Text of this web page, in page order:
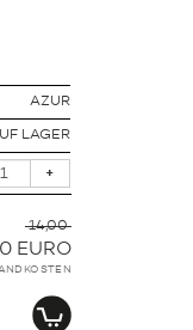
AZUR
LAGER
+
14,00
EURO